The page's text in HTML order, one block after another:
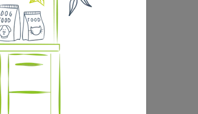
de betterave, hydrolysat de
naturels),
sulfate de chondroïtine,
camellia sp., quillaja